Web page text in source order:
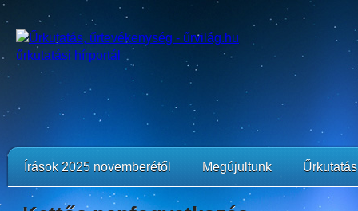
Írások 2025 novemberétől Megújultunk